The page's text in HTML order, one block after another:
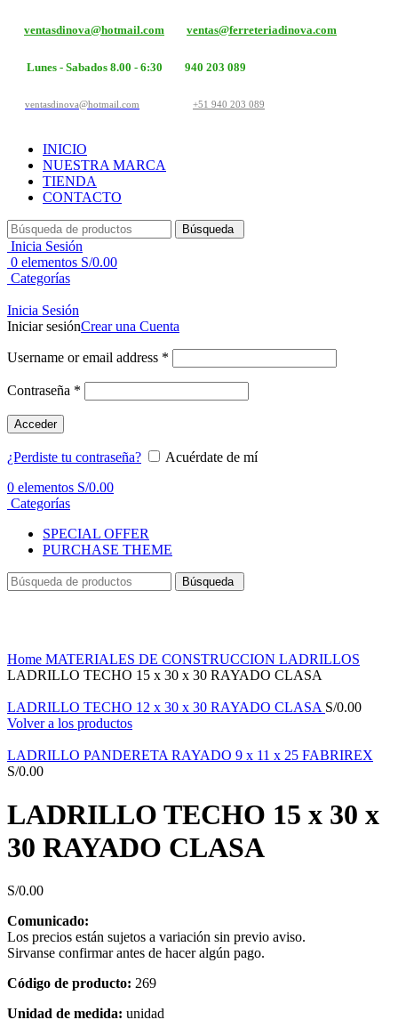
ventasdinova@hotmail.com ventas@ferreteriadinova.com
Lunes - Sabados 8.00 - 6:30 940 203 089
ventasdinova@hotmail.com +51 940 203 089
INICIO
NUESTRA MARCA
TIENDA
CONTACTO
Búsqueda
Inicia Sesión
0 elementos S/0.00
Categorías
Inicia Sesión
Iniciar sesiónCrear una Cuenta
Username or email address *
Contraseña *
Acceder
¿Perdiste tu contraseña?
Acuérdate de mí
0 elementos S/0.00
Categorías
SPECIAL OFFER
PURCHASE THEME
Búsqueda
Home MATERIALES DE CONSTRUCCION LADRILLOS
LADRILLO TECHO 15 x 30 x 30 RAYADO CLASA
LADRILLO TECHO 12 x 30 x 30 RAYADO CLASA S/0.00
Volver a los productos
LADRILLO PANDERETA RAYADO 9 x 11 x 25 FABRIREX
S/0.00
LADRILLO TECHO 15 x 30 x
30 RAYADO CLASA
S/0.00
Comunicado:
Los precios están sujetos a variación sin previo aviso.
Sirvanse confirmar antes de hacer algún pago.
Código de producto: 269
Unidad de medida: unidad